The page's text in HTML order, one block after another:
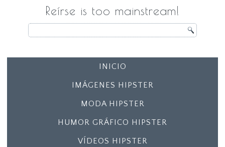
Reírse is too mainstream!
INICIO
IMÁGENES HIPSTER
MODA HIPSTER
HUMOR GRÁFICO HIPSTER
VÍDEOS HIPSTER